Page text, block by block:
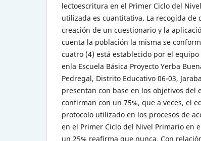
lectoescritura en el Primer Ciclo del
utilizada es cuantitativa. La recogida de
creación de un cuestionario y la
cuenta la población la misma se
cuatro (4) está establecido por el
enla Escuela Básica Proyecto Yerba
Pedregal, Distrito Educativo 06-03,
presentan con base en los objetivos del
confirman con un 75%, que a veces, el
protocolo utilizado en los procesos de
en el Primer Ciclo del Nivel Primario en
un 25% reafirma que nunca. Con